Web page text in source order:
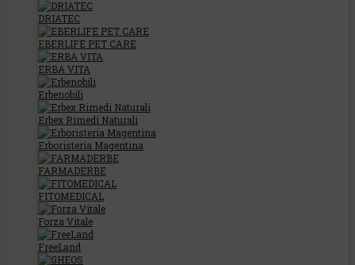
DRIATEC
EBERLIFE PET CARE
ERBA VITA
Erbenobili
Erbex Rimedi Naturali
Erboristeria Magentina
FARMADERBE
FITOMEDICAL
Forza Vitale
FreeLand